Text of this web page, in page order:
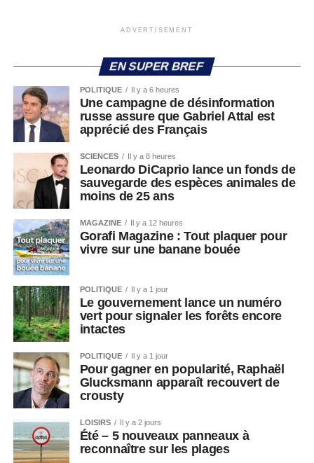
ADVERTISEMENT
EN SUPER BREF
POLITIQUE Il y a 6 heures
Une campagne de désinformation
russe assure que Gabriel Attal est
apprécié des Français
SCIENCES Il y a 8 heures
Leonardo DiCaprio lance un fonds de
sauvegarde des espèces animales de
moins de 25 ans
MAGAZINE Il y a 12 heures
Gorafi Magazine : Tout plaquer pour
vivre sur une banane bouée
POLITIQUE Il y a 1 jour
Le gouvernement lance un numéro
vert pour signaler les forêts encore
intactes
POLITIQUE Il y a 1 jour
Pour gagner en popularité, Raphaël
Glucksmann apparaît recouvert de
crousty
LOISIRS Il y a 2 jours
Été – 5 nouveaux panneaux à
reconnaître sur les plages